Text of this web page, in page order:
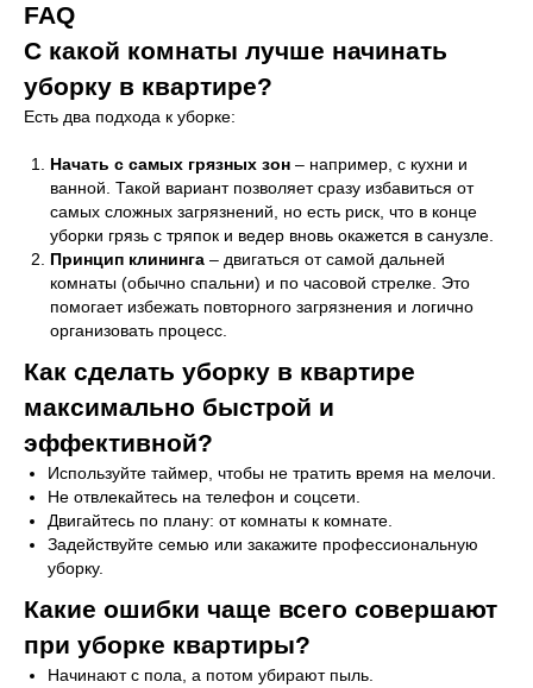
FAQ
С какой комнаты лучше начинать
уборку в квартире?
Есть два подхода к уборке:
Начать с самых грязных зон – например, с кухни и
ванной. Такой вариант позволяет сразу избавиться от
самых сложных загрязнений, но есть риск, что в конце
уборки грязь с тряпок и ведер вновь окажется в санузле.
Принцип клининга – двигаться от самой дальней
комнаты (обычно спальни) и по часовой стрелке. Это
помогает избежать повторного загрязнения и логично
организовать процесс.
Как сделать уборку в квартире
максимально быстрой и
эффективной?
Используйте таймер, чтобы не тратить время на мелочи.
Не отвлекайтесь на телефон и соцсети.
Двигайтесь по плану: от комнаты к комнате.
Задействуйте семью или закажите профессиональную
уборку.
Какие ошибки чаще всего совершают
при уборке квартиры?
Начинают с пола, а потом убирают пыль.